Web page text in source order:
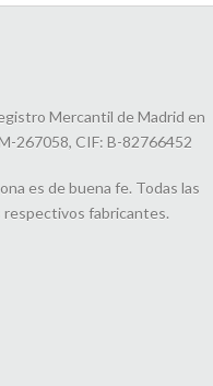
Mercantil de Madrid en
267058, CIF: B-82766452
es de buena fe. Todas las
respectivos fabricantes.